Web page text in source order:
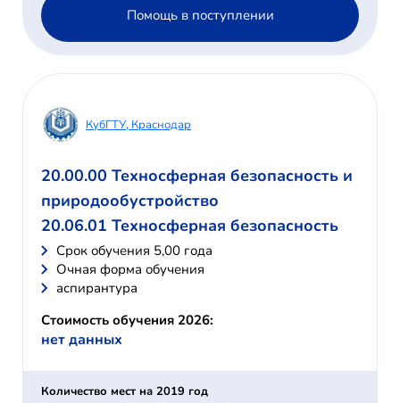
Помощь в поступлении
КубГТУ, Краснодар
20.00.00 Техносферная безопасность и
природообустройство
20.06.01 Техносферная безопасность
Cрок обучения 5,00 года
Очная форма обучения
аспирантура
Стоимость обучения 2026:
нет данных
Количество мест на 2019 год